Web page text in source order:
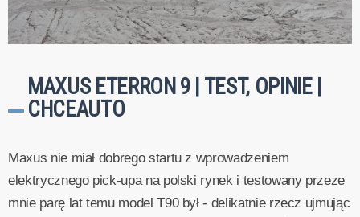
MAXUS ETERRON 9 | TEST, OPINIE |
CHCEAUTO
Maxus nie miał dobrego startu z wprowadzeniem
elektrycznego pick-upa na polski rynek i testowany przeze
mnie parę lat temu model T90 był - delikatnie rzecz ujmując